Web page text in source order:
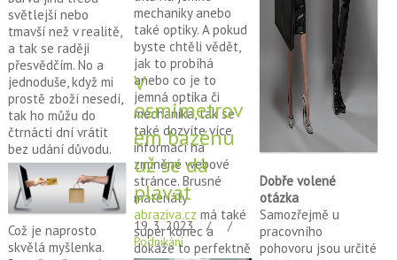
světlejší nebo
tmavší než v realitě,
a tak se raději
přesvědčím. No a
jednoduše, když mi
prostě zboží nesedí,
tak ho můžu do
čtrnácti dní vrátit
bez udání důvodu.
Což je naprosto
skvělá myšlenka.
mechaniky anebo
také optiky. A pokud
byste chtěli vědět,
jak to probíhá
anebo co je to
jemná optika či
mechanika, tak se
také dozvíte více
informací na
zmíněné webové
stránce. Brusné
materiály
abraziva.cz má také
super konec a
dokáže to perfektně
Dobře volené
otázka
Samozřejmě u
pracovního
pohovoru jsou určité
V
osmimetrov
ém bazénu
už se dá
plavat
19. 3. 2023
Podnikání